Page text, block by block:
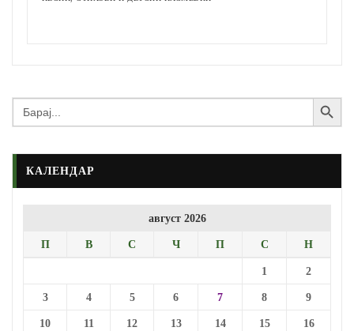
Search
for:
Search Button
КАЛЕНДАР
август 2026
П В С Ч П С Н
1 2
3 4 5 6 7 8 9
10 11 12 13 14 15 16